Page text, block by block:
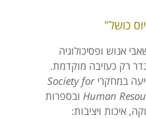
אנוש ופסיכולוגיה
רק כעזיבה מוקדמת.
במחקריSociety for
Human ובספרות
איכות ויציבות: